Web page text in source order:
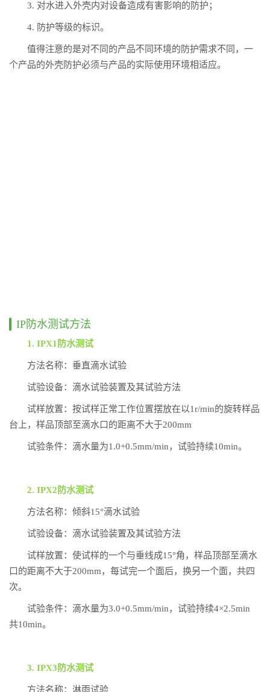
3. 对水进入外壳内对设备造成有害影响的防护；
4. 防护等级的标识。
值得注意的是对不同的产品不同环境的防护需求不同，一
个产品的外壳防护必须与产品的实际使用环境相适应。
IP防水测试方法
1. IPX1防水测试
方法名称：垂直滴水试验
试验设备：滴水试验装置及其试验方法
试样放置：按试样正常工作位置摆放在以1r/min的旋转样品
台上，样品顶部至滴水口的距离不大于200mm
试验条件：滴水量为1.0+0.5mm/min，试验持续10min。
2. IPX2防水测试
方法名称：倾斜15°滴水试验
试验设备：滴水试验装置及其试验方法
试样放置：使试样的一个与垂线成15°角，样品顶部至滴水
口的距离不大于200mm，每试完一个面后，换另一个面，共四
次。
试验条件：滴水量为3.0+0.5mm/min，试验持续4×2.5min
共10min。
3. IPX3防水测试
方法名称：淋雨试验